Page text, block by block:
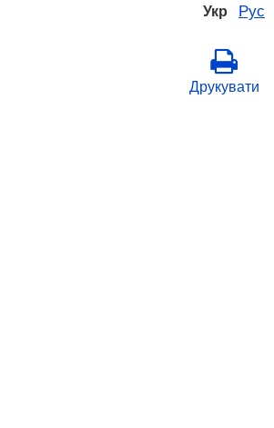
Укр Рус
Друкувати